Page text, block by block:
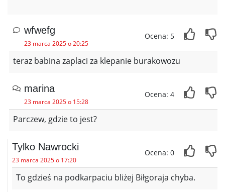
wfwefg
23 marca 2025 o 20:25
Ocena: 5
teraz babina zaplaci za klepanie burakowozu
marina
23 marca 2025 o 15:28
Ocena: 4
Parczew, gdzie to jest?
Tylko Nawrocki
23 marca 2025 o 17:20
Ocena: 0
To gdzieś na podkarpaciu bliżej Biłgoraja chyba.